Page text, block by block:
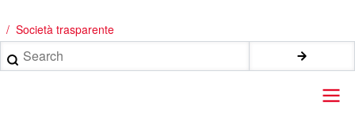
/ Società trasparente
Search